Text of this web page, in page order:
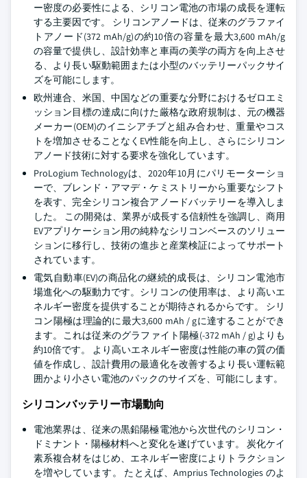
ー密度の必要性による、シリコン電池の市場の成長を運転
する主要因です。 シリコンアノードは、従来のグラファイ
トアノード(372 mAh/g)の約10倍の容量を最大3,600 mAh/g
の容量で提供し、設計効率と車両の美学の両方を向上させ
る、より長い駆動範囲または小型のバッテリーパックサイ
ズを可能にします。
欧州連合、米国、中国などの重要な分野におけるゼロエミ
ッション目標の達成に向けた厳格な政府規制は、元の機器
メーカー(OEM)のイニシアチブと組み合わせ、重量やコス
トを増加させることなくEV性能を向上し、さらにシリコン
アノード技術に対する要求を強化しています。
ProLogium Technologyは、2020年10月にパリモーターショ
ーで、ブレンド・アマデ・ケミストリーから重要なシフト
を表す、完全シリコン複合アノードバッテリーを導入しま
した。 この開発は、業界が成長する信頼性を強調し、商用
EVアプリケーション用の純粋なシリコンベースのソリュー
ションに移行し、技術の進歩と産業検証によってサポート
されています。
電気自動車(EV)の商品化の継続的成長は、シリコン電池市
場進化への駆動力です。シリコンの使用率は、より高いエ
ネルギー密度を提供することが期待されるからです。 シリ
コン陽極は理論的に最大3,600 mAh / gに達することができ
ます。これは従来のグラファイト陽極(-372 mAh / g)よりも
約10倍です。 より高いエネルギー密度は性能の車の質の価
値を作成し、設計費用の最適化を改善するより長い運転範
囲かより小さい電池のパックのサイズを、可能にします。
シリコンバッテリー市場動向
電池業界は、従来の黒鉛陽極電池から次世代のシリコン・
ドミナント・陽極材料へと変化を遂げています。 炭化ケイ
素系複合材をはじめ、エネルギー密度によりトラクション
を増やしています。 たとえば、Amprius Technologies のよ